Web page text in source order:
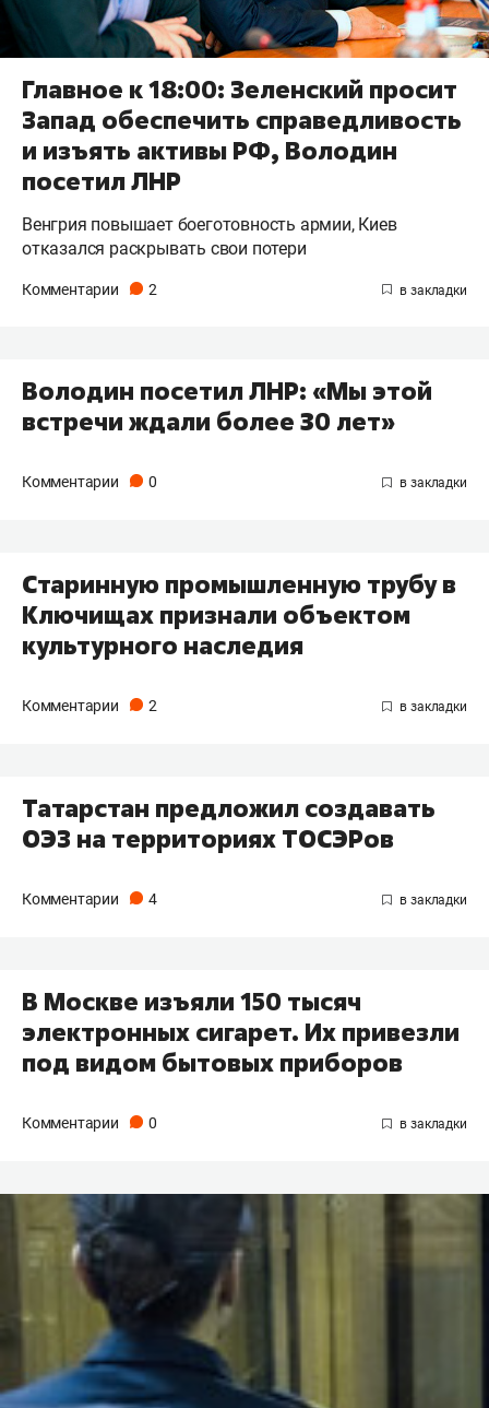
Главное к 18:00: Зеленский просит
Запад обеспечить справедливость
и изъять активы РФ, Володин
посетил ЛНР
Венгрия повышает боеготовность армии, Киев
отказался раскрывать свои потери
Комментарии 2
Володин посетил ЛНР: «Мы этой
встречи ждали более 30 лет»
Комментарии 0
Старинную промышленную трубу в
Ключищах признали объектом
культурного наследия
Комментарии 2
Татарстан предложил создавать
ОЭЗ на территориях ТОСЭРов
Комментарии 4
В Москве изъяли 150 тысяч
электронных сигарет. Их привезли
под видом бытовых приборов
Комментарии 0